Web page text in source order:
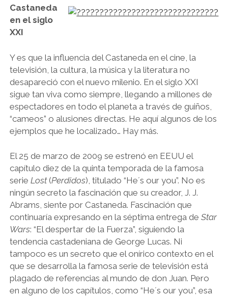
Castaneda
en el siglo
XXI
Y es que la influencia del Castaneda en el cine, la
televisión, la cultura, la música y la literatura no
desapareció con el nuevo milenio. En el siglo XXI
sigue tan viva como siempre, llegando a millones de
espectadores en todo el planeta a través de guiños,
“cameos” o alusiones directas. He aquí algunos de los
ejemplos que he localizado… Hay más.
El 25 de marzo de 2009 se estrenó en EEUU el
capítulo diez de la quinta temporada de la famosa
serie Lost(Perdidos), titulado “He´s our you”. No es
ningún secreto la fascinación que su creador, J. J.
Abrams, siente por Castaneda. Fascinación que
continuaría expresando en la séptima entrega de Star
Wars: “El despertar de la Fuerza”, siguiendo la
tendencia castadeniana de George Lucas. Ni
tampoco es un secreto que el onírico contexto en el
que se desarrolla la famosa serie de televisión está
plagado de referencias al mundo de don Juan. Pero
en alguno de los capítulos, como “He´s our you”, esa